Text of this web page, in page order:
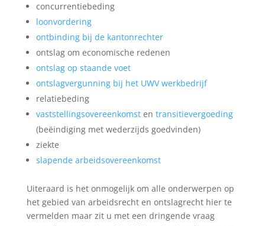
concurrentiebeding
loonvordering
ontbinding bij de kantonrechter
ontslag om economische redenen
ontslag op staande voet
ontslagvergunning bij het UWV werkbedrijf
relatiebeding
vaststellingsovereenkomsten transitievergoeding
(beëindiging met wederzijds goedvinden)
ziekte
slapende arbeidsovereenkomst
Uiteraard is het onmogelijk om alle onderwerpen op
het gebied van arbeidsrecht en ontslagrecht hier te
vermelden maar zit u met een dringende vraag